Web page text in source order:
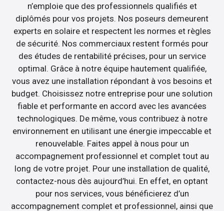
n’emploie que des professionnels qualifiés et
diplômés pour vos projets. Nos poseurs demeurent
experts en solaire et respectent les normes et règles
de sécurité. Nos commerciaux restent formés pour
des études de rentabilité précises, pour un service
optimal. Grâce à notre équipe hautement qualifiée,
vous avez une installation répondant à vos besoins et
budget. Choisissez notre entreprise pour une solution
fiable et performante en accord avec les avancées
technologiques. De même, vous contribuez à notre
environnement en utilisant une énergie impeccable et
renouvelable. Faites appel à nous pour un
accompagnement professionnel et complet tout au
long de votre projet. Pour une installation de qualité,
contactez-nous dès aujourd’hui. En effet, en optant
pour nos services, vous bénéficierez d’un
accompagnement complet et professionnel, ainsi que